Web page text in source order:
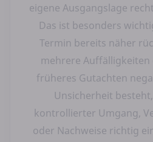
eigene Ausgangslage
Das ist besonders
Termin bereits näher
mehrere
früheres Gutachten
Unsicherheit
kontrollierter Umgang,
oder Nachweise richtig